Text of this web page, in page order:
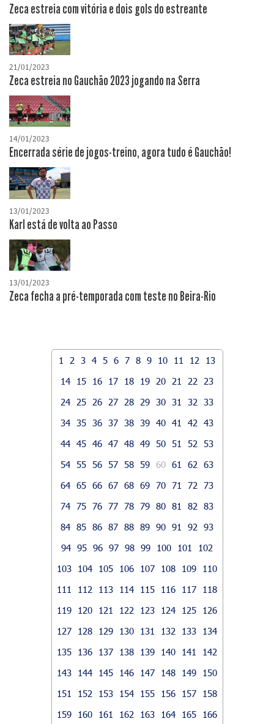
Zeca estreia com vitória e dois gols do estreante
21/01/2023
Zeca estreia no Gauchão 2023 jogando na Serra
14/01/2023
Encerrada série de jogos-treino, agora tudo é Gauchão!
13/01/2023
Karl está de volta ao Passo
13/01/2023
Zeca fecha a pré-temporada com teste no Beira-Rio
1 2 3 4 5 6 7 8 9 10 11 12
13
14
15 16 17 18 19 20 21 22
23
24
25 26 27 28 29 30 31 32
33
34 35 36 37 38 39 40 41 42
43
44 45 46 47 48 49 50 51 52
53
54 55 56 57 58 59 60 61 62
63
64 65 66 67 68 69 70 71 72
73
74 75 76 77 78 79 80 81 82
83
84 85 86 87 88 89 90 91 92
93
94 95 96 97 98 99 100 101
102
103
104 105 106 107 108 109
110
111
112 113 114 115 116 117
118
119
120 121 122 123 124 125
126
127
128 129 130 131 132 133
134
135
136 137 138 139 140 141
142
143
144 145 146 147 148 149
150
151
152 153 154 155 156 157
158
159
160 161 162 163 164 165
166